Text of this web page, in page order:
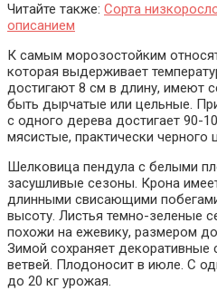
Читайте также: Сорта
описанием
К самым морозостойким
которая выдерживает
достигают 8 см в длину, имеют
быть дырчатые или цельные.
с одного дерева достигает 90-
мясистые, практически
Шелковица пендула с белыми
засушливые сезоны. Крона
длинными свисающими
высоту. Листья темно-зеленые
похожи на ежевику, размером
Зимой сохраняет декоративные
ветвей. Плодоносит в июле. С
до 20 кг урожая.